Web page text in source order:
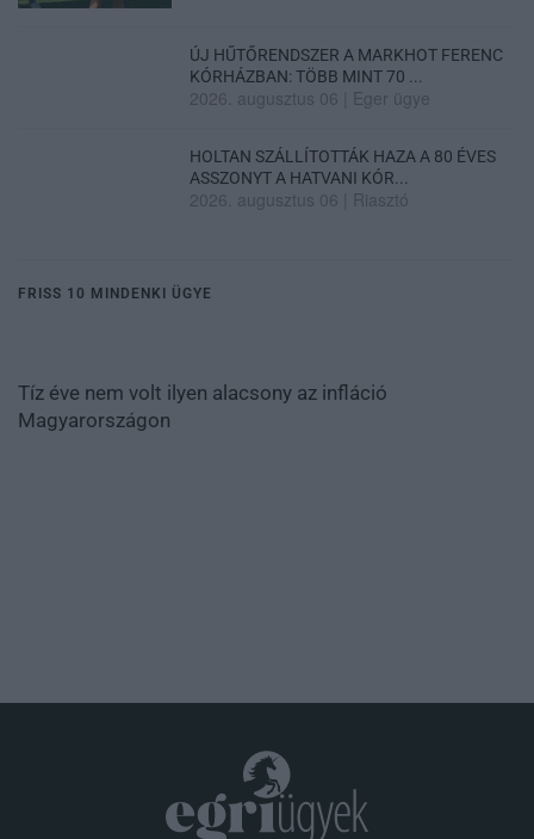
ÚJ HŰTŐRENDSZER A MARKHOT FERENC
KÓRHÁZBAN: TÖBB MINT 70 ...
2026. augusztus 06 Eger ügye
HOLTAN SZÁLLÍTOTTÁK HAZA A 80 ÉVES
ASSZONYT A HATVANI KÓR...
2026. augusztus 06 Riasztó
FRISS 10 MINDENKI ÜGYE
Tíz éve nem volt ilyen alacsony az infláció
Magyarországon